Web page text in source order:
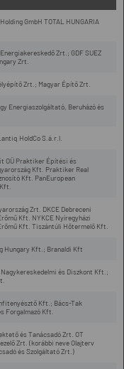
GmbH TOTAL HUNGARIA
Zrt.; GDF SUEZ
Zrt.
Zrt.; Magyar Építő Zrt.
Energiaszolgáltató, Beruházó és
HoldCo S.á.r.l.
OÜ Praktiker Építési és
Kft. Praktiker Real
Kft. PanEuropean
Zrt. DKCE Debreceni
Kft. NYKCE Nyíregyházi
Kft. Tiszántúli Hőtermelő Kft.
Hungary Kft.; Branaldi Kft
Nagykereskedelmi és Diszkont Kft.;
Kft.; Bács-Tak
Forgalmazó Kft.
és Tanácsadó Zrt. OT
Zrt. (korábbi neve Olajterv
és Szolgáltató Zrt.)